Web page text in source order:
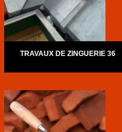
TRAVAUX DE ZINGUERIE 36